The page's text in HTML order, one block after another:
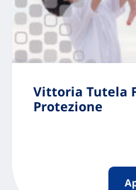
Vittoria Tutela
Protezione